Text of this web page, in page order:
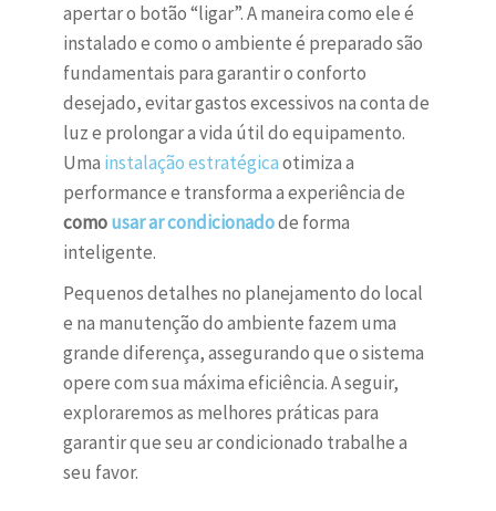
apertar o botão “ligar”. A maneira como ele é
instalado e como o ambiente é preparado são
fundamentais para garantir o conforto
desejado, evitar gastos excessivos na conta de
luz e prolongar a vida útil do equipamento.
Uma instalação estratégicaotimiza a
performance e transforma a experiência de
comousar ar condicionadode forma
inteligente.
Pequenos detalhes no planejamento do local
e na manutenção do ambiente fazem uma
grande diferença, assegurando que o sistema
opere com sua máxima eficiência. A seguir,
exploraremos as melhores práticas para
garantir que seu ar condicionado trabalhe a
seu favor.